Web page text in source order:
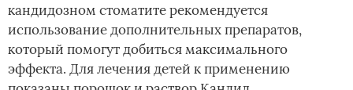
кандидозном стоматите рекомендуется
использование дополнительных препаратов,
который помогут добиться максимального
эффекта. Для лечения детей к применению